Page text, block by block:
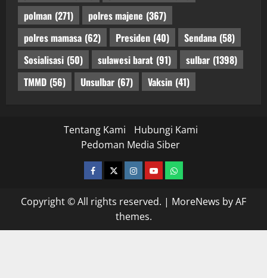
polman (271) polres majene (367)
polres mamasa (62) Presiden (40) Sendana (58)
Sosialisasi (50) sulawesi barat (91) sulbar (1398)
TMMD (56) Unsulbar (67) Vaksin (41)
Tentang Kami
Hubungi Kami
Pedoman Media Siber
facebooktwitterinstagram.com
youtubewhatsapp
Copyright © All rights reserved. | MoreNews by AF
themes.